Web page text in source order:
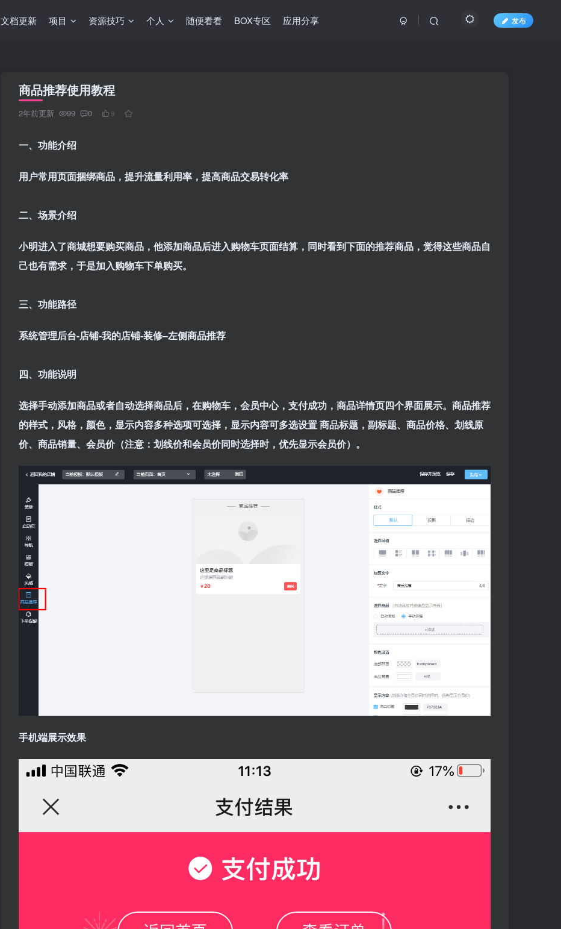
文档更新 项目 资源技巧 个人 随便看看 BOX专区 应用分享 发布
商品推荐使用教程
2年前更新 99 0 9
一、功能介绍
用户常用页面捆绑商品，提升流量利用率，提高商品交易转化率
二、场景介绍
小明进入了商城想要购买商品，他添加商品后进入购物车页面结算，同时看到下面的推荐商品，觉得这些商品自
己也有需求，于是加入购物车下单购买。
三、功能路径
系统管理后台-店铺-我的店铺-装修–左侧商品推荐
四、功能说明
选择手动添加商品或者自动选择商品后，在购物车，会员中心，支付成功，商品详情页四个界面展示。商品推荐
的样式，风格，颜色，显示内容多种选项可选择，显示内容可多选设置 商品标题，副标题、商品价格、划线原
价、商品销量、会员价（注意：划线价和会员价同时选择时，优先显示会员价）。
手机端展示效果